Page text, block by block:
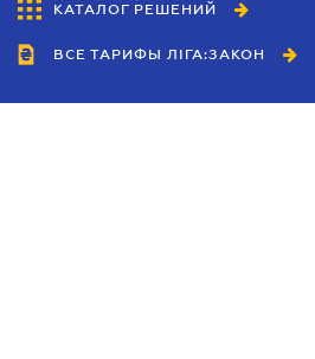
КАТАЛОГ РЕШЕНИЙ
ВСЕ ТАРИФЫ ЛІГА:ЗАКОН